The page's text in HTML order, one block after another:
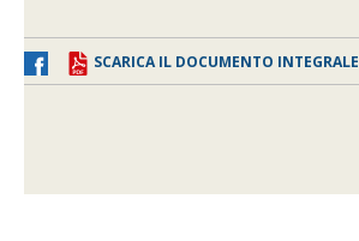
SCARICA IL DOCUMENTO INTEGRALE